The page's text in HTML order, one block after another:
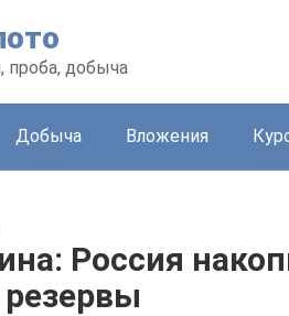
проба, добыча
Добыча Вложения
Россия